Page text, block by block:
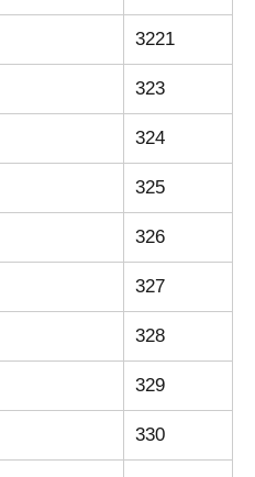
3221
323
324
325
326
327
328
329
330